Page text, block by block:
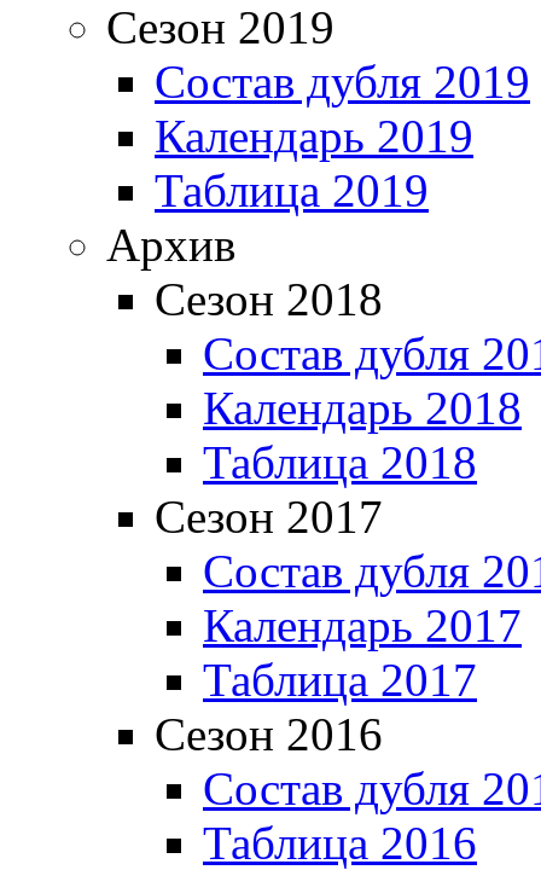
Сезон 2019
Состав дубля 2019
Календарь 2019
Таблица 2019
Архив
Сезон 2018
Состав дубля
Календарь 2018
Таблица 2018
Сезон 2017
Состав дубля
Календарь 2017
Таблица 2017
Сезон 2016
Состав дубля
Таблица 2016